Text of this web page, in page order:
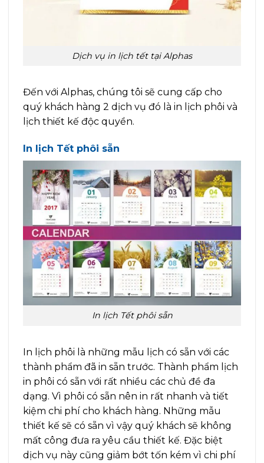
Dịch vụ in lịch tết tại Alphas
Đến với Alphas, chúng tôi sẽ cung cấp cho
quý khách hàng 2 dịch vụ đó là in lịch phôi và
lịch thiết kế độc quyền.
In lịch Tết phôi sẵn
In lịch Tết phôi sẵn
In lịch phôi là những mẫu lịch có sẵn với các
thành phẩm đã in sẵn trước. Thành phẩm lịch
in phôi có sẵn với rất nhiều các chủ đề đa
dạng. Vì phôi có sẵn nên in rất nhanh và tiết
kiệm chi phí cho khách hàng. Những mẫu
thiết kế sẽ có sẵn vì vậy quý khách sẽ không
mất công đưa ra yêu cầu thiết kế. Đặc biệt
dịch vụ này cũng giảm bớt tốn kém vì chi phí